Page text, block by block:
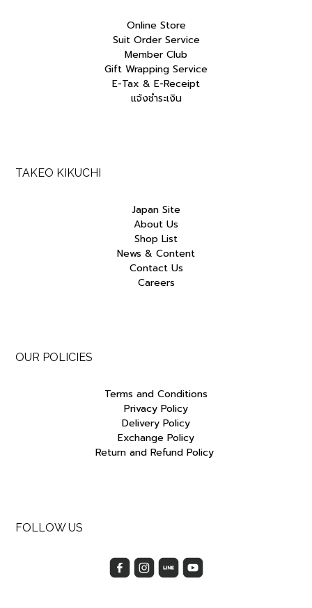
Online Store
Suit Order Service
Member Club
Gift Wrapping Service
E-Tax & E-Receipt
แจ้งชำระเงิน
TAKEO KIKUCHI
Japan Site
About Us
Shop List
News & Content
Contact Us
Careers
OUR POLICIES
Terms and Conditions
Privacy Policy
Delivery Policy
Exchange Policy
Return and Refund Policy
FOLLOW US